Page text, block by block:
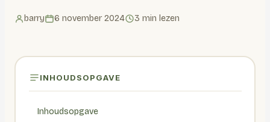
barry 6 november 2024 3 min lezen
INHOUDSOPGAVE
Inhoudsopgave